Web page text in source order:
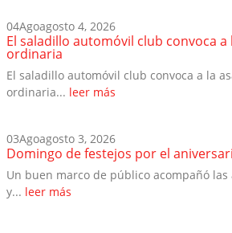
04Agoagosto 4, 2026
El saladillo automóvil club convoca a
ordinaria
El saladillo automóvil club convoca a la
ordinaria... leer más
03Agoagosto 3, 2026
Domingo de festejos por el
Un buen marco de público acompañó
y... leer más